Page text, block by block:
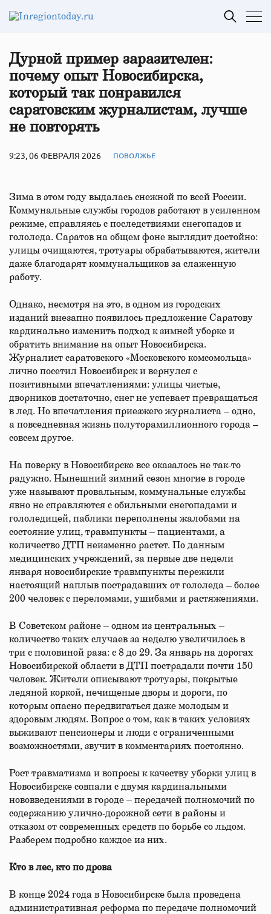
Дурной пример заразителен:
почему опыт Новосибирска,
который так понравился
саратовским журналистам, лучше
не повторять
9:23, 06 ФЕВРАЛЯ 2026 ПОВОЛЖЬЕ
Зима в этом году выдалась снежной по всей России.
Коммунальные службы городов работают в усиленном
режиме, справляясь с последствиями снегопадов и
гололеда. Саратов на общем фоне выглядит достойно:
улицы очищаются, тротуары обрабатываются, жители
даже благодарят коммунальщиков за слаженную
работу.
Однако, несмотря на это, в одном из городских
изданий внезапно появилось предложение Саратову
кардинально изменить подход к зимней уборке и
обратить внимание на опыт Новосибирска.
Журналист саратовского «Московского комсомольца»
лично посетил Новосибирск и вернулся с
позитивными впечатлениями: улицы чистые,
дворников достаточно, снег не успевает превращаться
в лед. Но впечатления приезжего журналиста – одно,
а повседневная жизнь полуторамиллионного города –
совсем другое.
На поверку в Новосибирске все оказалось не так-то
радужно. Нынешний зимний сезон многие в городе
уже называют провальным, коммунальные службы
явно не справляются с обильными снегопадами и
гололедицей, паблики переполнены жалобами на
состояние улиц, травмпункты – пациентами, а
количество ДТП неизменно растет. По данным
медицинских учреждений, за первые две недели
января новосибирские травмпункты пережили
настоящий наплыв пострадавших от гололеда – более
200 человек с переломами, ушибами и растяжениями.
В Советском районе – одном из центральных –
количество таких случаев за неделю увеличилось в
три с половиной раза: с 8 до 29. За январь на дорогах
Новосибирской области в ДТП пострадали почти 150
человек. Жители описывают тротуары, покрытые
ледяной коркой, нечищеные дворы и дороги, по
которым опасно передвигаться даже молодым и
здоровым людям. Вопрос о том, как в таких условиях
выживают пенсионеры и люди с ограниченными
возможностями, звучит в комментариях постоянно.
Рост травматизма и вопросы к качеству уборки улиц в
Новосибирске совпали с двумя кардинальными
нововведениями в городе – передачей полномочий по
содержанию улично-дорожной сети в районы и
отказом от современных средств по борьбе со льдом.
Разберем подробно каждое из них.
Кто в лес, кто по дрова
В конце 2024 года в Новосибирске была проведена
административная реформа по передаче полномочий